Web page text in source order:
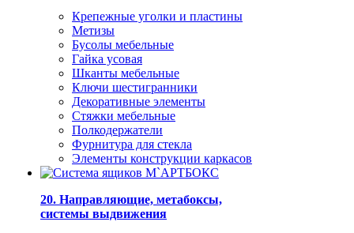
Крепежные уголки и пластины
Метизы
Бусолы мебельные
Гайка усовая
Шканты мебельные
Ключи шестигранники
Декоративные элементы
Стяжки мебельные
Полкодержатели
Фурнитура для стекла
Элементы конструкции каркасов
20. Направляющие, метабоксы,
системы выдвижения